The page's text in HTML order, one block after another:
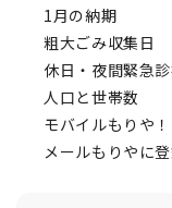
1月の納期
粗大ごみ収集日
休日・夜間緊急
人口と世帯数
モバイルもりや！
メールもりやに登